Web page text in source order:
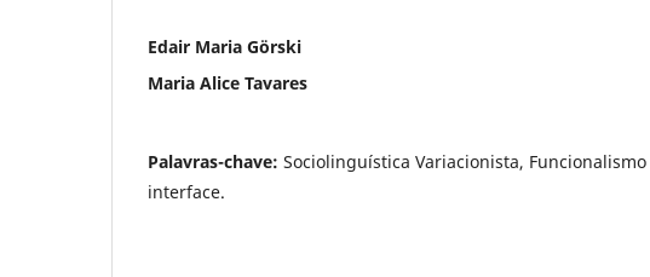
Edair Maria Görski
Maria Alice Tavares
Palavras-chave: Sociolinguística Variacionista,
interface.